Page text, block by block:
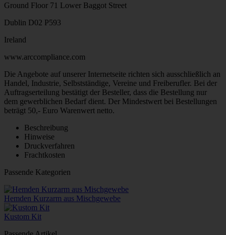
Ground Floor 71 Lower Baggot Street
Dublin D02 P593
Ireland
www.arccompliance.com
Die Angebote auf unserer Internetseite richten sich ausschließlich an
Handel, Industrie, Selbstständige, Vereine und Freiberufler. Bei der
Auftragserteilung bestätigt der Besteller, dass die Bestellung nur
dem gewerblichen Bedarf dient. Der Mindestwert bei Bestellungen
beträgt 50,- Euro Warenwert netto.
Beschreibung
Hinweise
Druckverfahren
Frachtkosten
Passende Kategorien
Hemden Kurzarm aus Mischgewebe
Kustom Kit